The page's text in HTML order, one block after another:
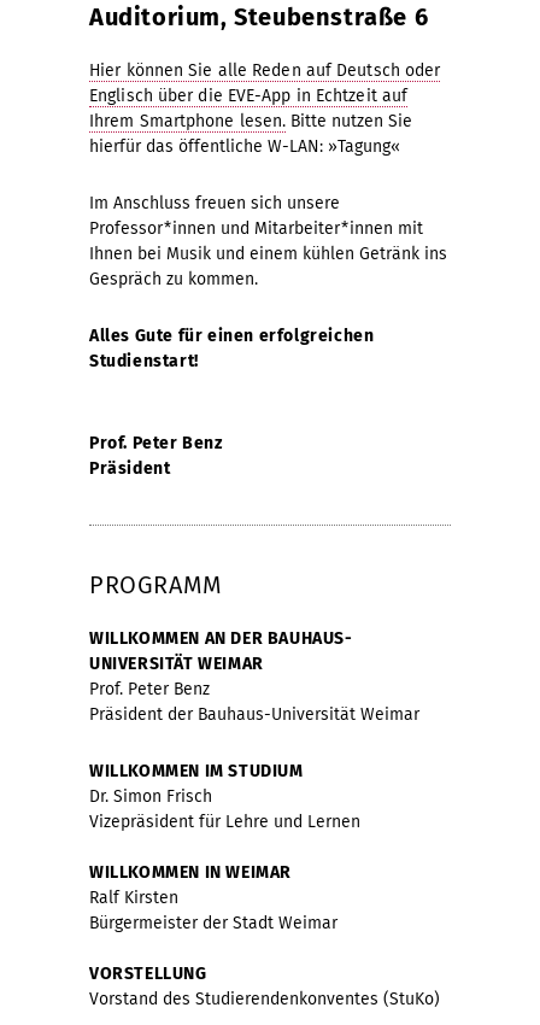
Auditorium, Steubenstraße 6
Hier können Sie alle Reden auf Deutsch oder
Englisch über die EVE-App in Echtzeit auf
Ihrem Smartphone lesen. Bitte nutzen Sie
hierfür das öffentliche W-LAN: »Tagung«
Im Anschluss freuen sich unsere
Professor*innen und Mitarbeiter*innen mit
Ihnen bei Musik und einem kühlen Getränk ins
Gespräch zu kommen.
Alles Gute für einen erfolgreichen
Studienstart!
Prof. Peter Benz
Präsident
PROGRAMM
WILLKOMMEN AN DER BAUHAUS-
UNIVERSITÄT WEIMAR
Prof. Peter Benz
Präsident der Bauhaus-Universität Weimar
WILLKOMMEN IM STUDIUM
Dr. Simon Frisch
Vizepräsident für Lehre und Lernen
WILLKOMMEN IN WEIMAR
Ralf Kirsten
Bürgermeister der Stadt Weimar
VORSTELLUNG
Vorstand des Studierendenkonventes (StuKo)